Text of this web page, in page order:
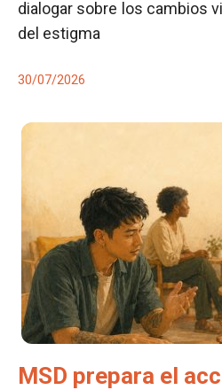
dialogar sobre los cambios
del estigma
30/07/2026
MSD prepara el